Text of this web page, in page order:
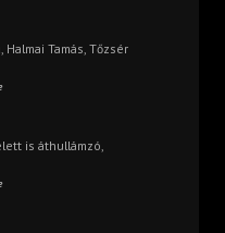
Tamás, Tőzsér
is áthullámzó,